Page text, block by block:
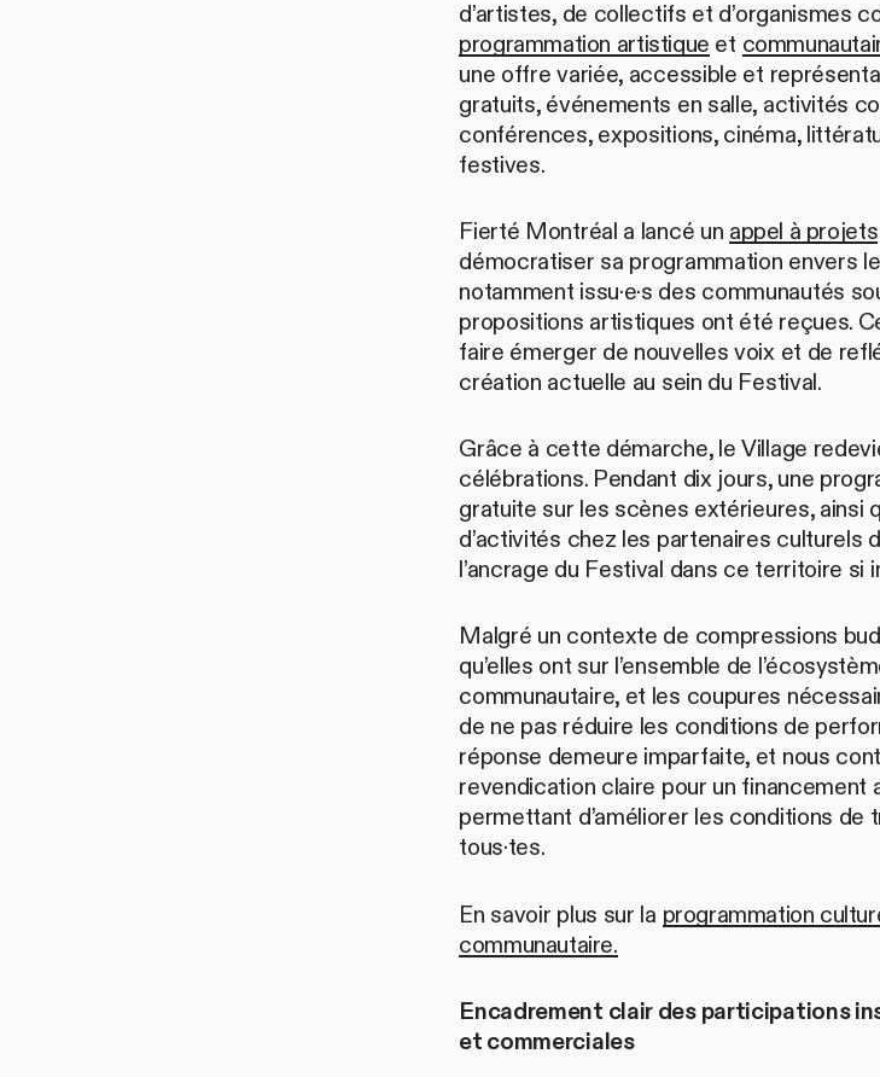
d’artistes, de collectifs et d’organismes
programmation artistique et
une offre variée, accessible et
gratuits, événements en salle, activités
conférences, expositions, cinéma,
festives.
Fierté Montréal a lancé un appel à projets
démocratiser sa programmation envers
notamment issu·e·s des communautés
propositions artistiques ont été reçues.
faire émerger de nouvelles voix et de
création actuelle au sein du Festival.
Grâce à cette démarche, le Village
célébrations. Pendant dix jours, une
gratuite sur les scènes extérieures, ainsi
d’activités chez les partenaires culturels
l’ancrage du Festival dans ce territoire si
Malgré un contexte de compressions
qu’elles ont sur l’ensemble de
communautaire, et les coupures
de ne pas réduire les conditions de
réponse demeure imparfaite, et nous
revendication claire pour un financement
permettant d’améliorer les conditions de
tous·tes.
En savoir plus sur la programmation
communautaire.
Encadrement clair des participations
et commerciales